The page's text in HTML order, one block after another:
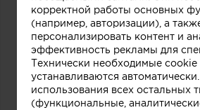
корректной работы основных
(например, авторизации), а
персонализировать контент и
эффективность рекламы для
Технически необходимые cookie
устанавливаются
использования всех остальных
(функциональные,